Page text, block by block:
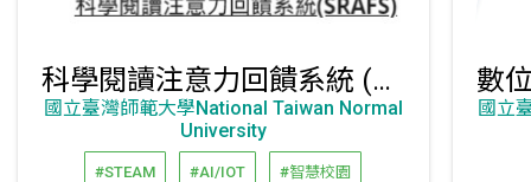
科學閱讀注意力回饋系統 (Science Reading with Attention Feedback System,SRAFS)
國立臺灣師範大學National Taiwan Normal
University
#STEAM #AI/IOT #智慧校園
國立